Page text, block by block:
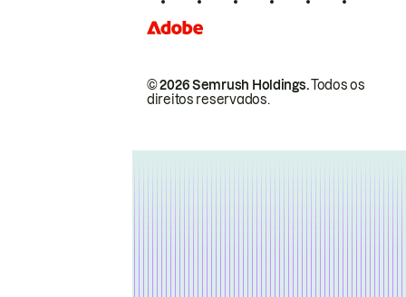
© 2026 Semrush Holdings.Todos os
direitos reservados.